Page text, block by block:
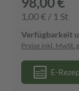
1,00 € / 1 St
Verfügbarkeit
Preise inkl. MwSt.
E-